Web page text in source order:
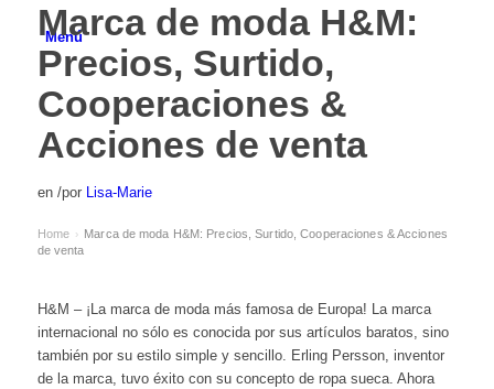
Menú
Marca de moda H&M:
Precios, Surtido,
Cooperaciones &
Acciones de venta
en /por Lisa-Marie
Home › Marca de moda H&M: Precios, Surtido, Cooperaciones & Acciones
de venta
H&M – ¡La marca de moda más famosa de Europa! La marca
internacional no sólo es conocida por sus artículos baratos, sino
también por su estilo simple y sencillo. Erling Persson, inventor
de la marca, tuvo éxito con su concepto de ropa sueca. Ahora